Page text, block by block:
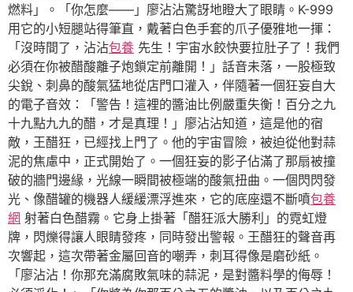
燃料」。「你怎麼——」廖沾沾驚訝地瞪大了眼睛。K-999
用它的小短腿站得筆直，戴著白色手套的爪子優雅地一揮：
「沒時間了，沾沾包養 先生！宇宙水餃快要拉肚子了！我們
必須在你被醋酸離子炮鎖定前離開！」話音未落，一股極致
尖銳、刺鼻的酸氣猛地從店門口灌入，伴隨著一個狂妄自大
的電子音效：「警告！這裡的醬油比例嚴重失衡！百分之九
十九點九九的醋，才是真理！」廖沾沾知道，這是他的宿
敵，王醋狂，已經找上門了。他的宇宙冒險，被迫從他對蒜
泥的焦慮中，正式開始了。一個狂妄的影子佔滿了那扇被撞
破的牆門邊緣，光線一瞬間被極端的酸氣扭曲。一個閃閃發
光、像醋罐的機器人緩緩漂浮進來，它的底座還不斷噴包養
網 射著白色醋霧。它身上掛著「醋狂派大勝利」的霓虹燈
牌，閃爍得讓人眼睛發疼，同時發出警報。王醋狂的聲音再
次響起，這次帶著金屬回音的嘲弄，刺耳得像是磨砂紙。
「廖沾沾！你那充滿腐敗氣味的蒜泥，是對醬料學的侮辱！